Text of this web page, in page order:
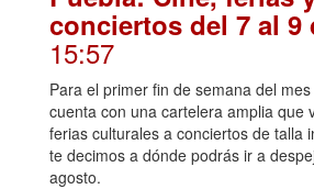
conciertos del 7 al 9
15:57
Para el primer fin de semana del
cuenta con una cartelera amplia que
ferias culturales a conciertos de talla
te decimos a dónde podrás ir a
agosto.